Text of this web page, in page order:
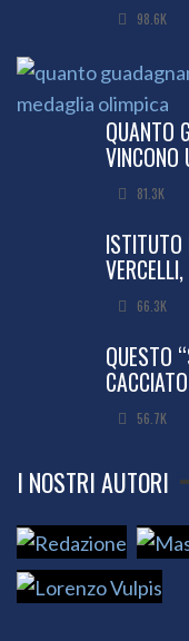
98.6K
QUANTO
VINCONO
81.3K
ISTITUTO
66.3K
QUESTO
56.7K
I NOSTRI AUTORI